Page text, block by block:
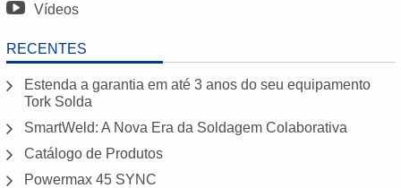
Vídeos
RECENTES
Estenda a garantia em até 3 anos do seu equipamento
Tork Solda
SmartWeld: A Nova Era da Soldagem Colaborativa
Catálogo de Produtos
Powermax 45 SYNC